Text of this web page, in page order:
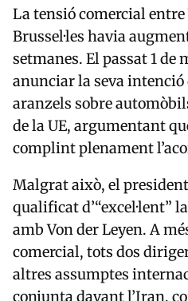
La tensió comercial
Brussel·les havia
setmanes. El passat 1 de
anunciar la seva intenció
aranzels sobre
de la UE, argumentant
complint plenament
Malgrat això, el
qualificat d’“excel·lent”
amb Von der Leyen. A
comercial, tots dos
altres assumptes
conjunta davant l’Iran,